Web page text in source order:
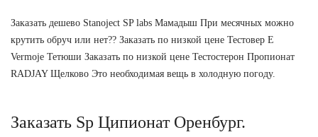
Заказать дешево Stanoject SP labs Мамадыш При месячных можно
крутить обруч или нет?? Заказать по низкой цене Тестовер Е
Vermoje Тетюши Заказать по низкой цене Тестостерон Пропионат
RADJAY Щелково Это необходимая вещь в холодную погоду.
Заказать Sp Ципионат Оренбург.